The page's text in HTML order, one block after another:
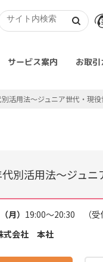
サービス案内 お取引
活用法～ジュニア世代・現
別活用法～ジュ
月） 19:00～20:30 （受
式会社 本社